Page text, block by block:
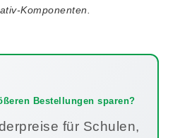
Komponenten.
Bestellungen sparen?
für Schulen,